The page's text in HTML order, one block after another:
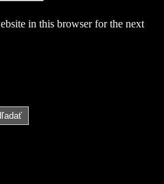
in this browser for the next